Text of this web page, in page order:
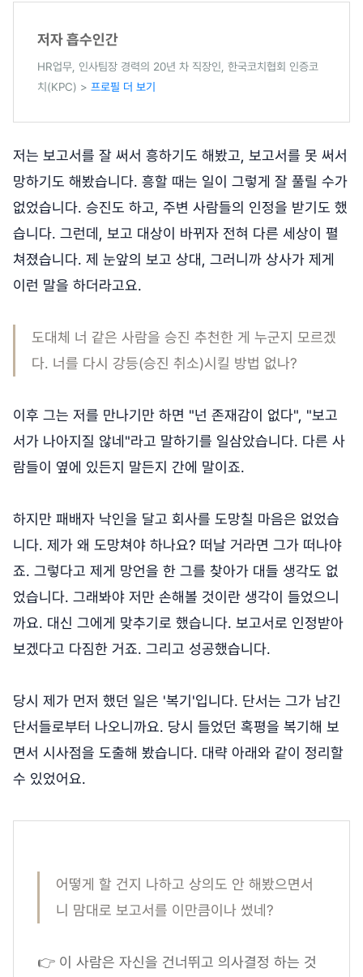
저자 흡수인간
HR업무, 인사팀장 경력의 20년 차 직장인, 한국코치협회 인증코
치(KPC) > 프로필 더 보기
저는 보고서를 잘 써서 흥하기도 해봤고, 보고서를 못 써서
망하기도 해봤습니다. 흥할 때는 일이 그렇게 잘 풀릴 수가
없었습니다. 승진도 하고, 주변 사람들의 인정을 받기도 했
습니다. 그런데, 보고 대상이 바뀌자 전혀 다른 세상이 펼
쳐졌습니다. 제 눈앞의 보고 상대, 그러니까 상사가 제게
이런 말을 하더라고요.
도대체 너 같은 사람을 승진 추천한 게 누군지 모르겠
다. 너를 다시 강등(승진 취소)시킬 방법 없나?
이후 그는 저를 만나기만 하면 "넌 존재감이 없다", "보고
서가 나아지질 않네"라고 말하기를 일삼았습니다. 다른 사
람들이 옆에 있든지 말든지 간에 말이죠.
하지만 패배자 낙인을 달고 회사를 도망칠 마음은 없었습
니다. 제가 왜 도망쳐야 하나요? 떠날 거라면 그가 떠나야
죠. 그렇다고 제게 망언을 한 그를 찾아가 대들 생각도 없
었습니다. 그래봐야 저만 손해볼 것이란 생각이 들었으니
까요. 대신 그에게 맞추기로 했습니다. 보고서로 인정받아
보겠다고 다짐한 거죠. 그리고 성공했습니다.
당시 제가 먼저 했던 일은 '복기'입니다. 단서는 그가 남긴
단서들로부터 나오니까요. 당시 들었던 혹평을 복기해 보
면서 시사점을 도출해 봤습니다. 대략 아래와 같이 정리할
수 있었어요.
어떻게 할 건지 나하고 상의도 안 해봤으면서
니 맘대로 보고서를 이만큼이나 썼네?
👉 이 사람은 자신을 건너뛰고 의사결정 하는 것